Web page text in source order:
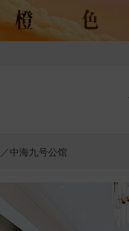
／中海九号公馆